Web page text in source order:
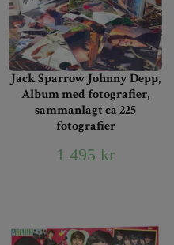
Jack Sparrow Johnny Depp,
Album med fotografier,
sammanlagt ca 225
fotografier
1 495 kr